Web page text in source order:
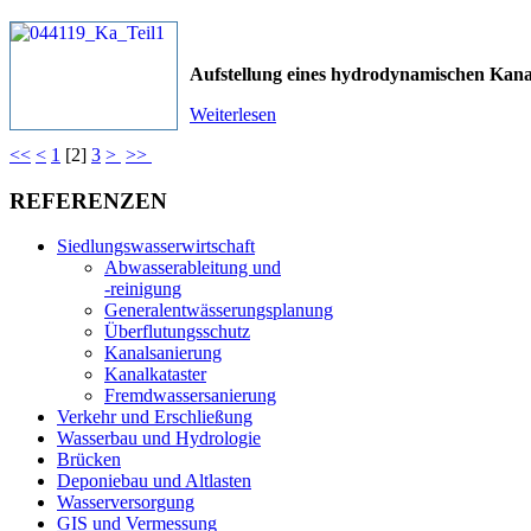
Aufstellung eines hydrodynamischen
Weiterlesen
<< < 1 [2] 3 > >>
REFERENZEN
Siedlungswasserwirtschaft
Abwasserableitung und
-reinigung
Generalentwässerungsplanung
Überflutungsschutz
Kanalsanierung
Kanalkataster
Fremdwassersanierung
Verkehr und Erschließung
Wasserbau und Hydrologie
Brücken
Deponiebau und Altlasten
Wasserversorgung
GIS und Vermessung